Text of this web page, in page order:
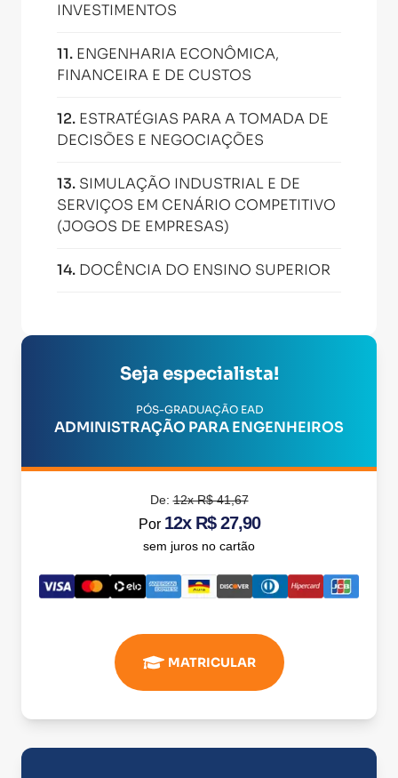
INVESTIMENTOS
11. ENGENHARIA ECONÔMICA,
FINANCEIRA E DE CUSTOS
12. ESTRATÉGIAS PARA A TOMADA DE
DECISÕES E NEGOCIAÇÕES
13. SIMULAÇÃO INDUSTRIAL E DE
SERVIÇOS EM CENÁRIO COMPETITIVO
(JOGOS DE EMPRESAS)
14. DOCÊNCIA DO ENSINO SUPERIOR
Seja especialista!
PÓS-GRADUAÇÃO EAD
ADMINISTRAÇÃO PARA ENGENHEIROS
De:12x R$ 41,67
Por 12x R$ 27,90
sem juros no cartão
MATRICULAR